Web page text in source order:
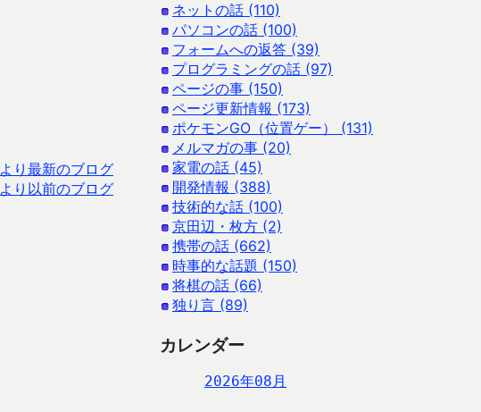
より最新のブログ
より以前のブログ
ネットの話 (110)
パソコンの話 (100)
フォームへの返答 (39)
プログラミングの話 (97)
ページの事 (150)
ページ更新情報 (173)
ポケモンGO（位置ゲー） (131)
メルマガの事 (20)
家電の話 (45)
開発情報 (388)
技術的な話 (100)
京田辺・枚方 (2)
携帯の話 (662)
時事的な話題 (150)
将棋の話 (66)
独り言 (89)
カレンダー
2026年08月